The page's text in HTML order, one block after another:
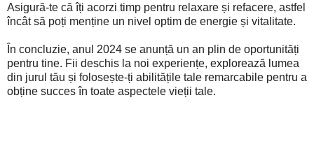
Asigură-te că îți acorzi timp pentru relaxare și refacere, astfel
încât să poți menține un nivel optim de energie și vitalitate.
În concluzie, anul 2024 se anunță un an plin de oportunități
pentru tine. Fii deschis la noi experiențe, explorează lumea
din jurul tău și folosește-ți abilitățile tale remarcabile pentru a
obține succes în toate aspectele vieții tale.